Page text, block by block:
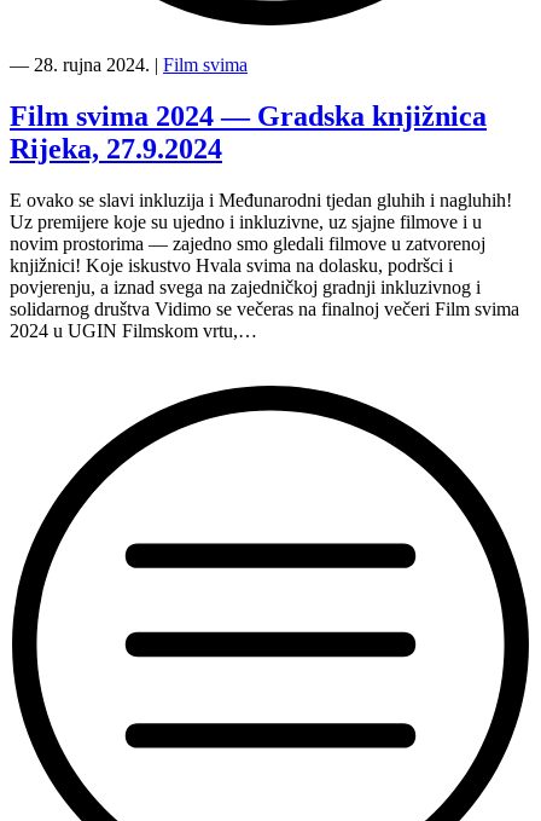
svima
—
UGIN
Rijeka,
― 28. rujna 2024. | Film svima
Film svima 2024 — Gradska knjižnica
Rijeka, 27.9.2024
E ovako se slavi inkluzija i Međunarodni tjedan gluhih i nagluhih!
Uz premijere koje su ujedno i inkluzivne, uz sjajne filmove i u
novim prostorima — zajedno smo gledali filmove u zatvorenoj
knjižnici! Koje iskustvo Hvala svima na dolasku, podršci i
povjerenju, a iznad svega na zajedničkoj gradnji inkluzivnog i
solidarnog društva Vidimo se večeras na finalnoj večeri Film svima
2024 u UGIN Filmskom vrtu,…